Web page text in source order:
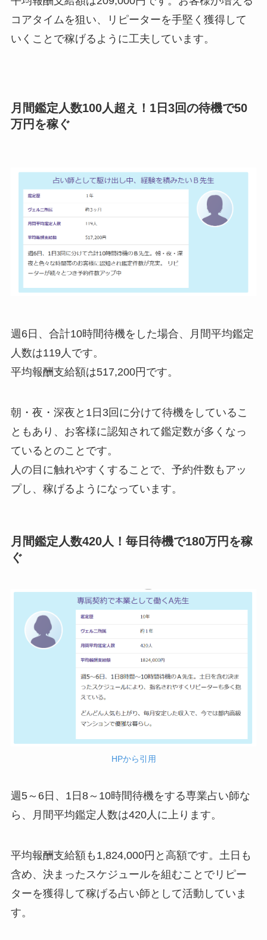
コアタイムを狙い、リピーターを手堅く獲得して
いくことで稼げるように工夫しています。
月間鑑定人数100人超え！1日3回の待機で50
万円を稼ぐ
週6日、合計10時間待機をした場合、月間平均鑑定
人数は119人です。
平均報酬支給額は517,200円です。
朝・夜・深夜と1日3回に分けて待機をしているこ
ともあり、お客様に認知されて鑑定数が多くなっ
ているとのことです。
人の目に触れやすくすることで、予約件数もアッ
プし、稼げるようになっています。
月間鑑定人数420人！毎日待機で180万円を稼
ぐ
HPから引用
週5～6日、1日8～10時間待機をする専業占い師な
ら、月間平均鑑定人数は420人に上ります。
平均報酬支給額も1,824,000円と高額です。土日も
含め、決まったスケジュールを組むことでリピー
ターを獲得して稼げる占い師として活動していま
す。